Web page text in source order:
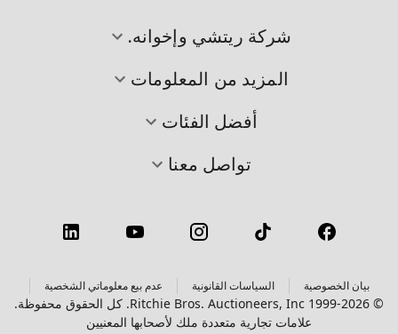
شركة ريتشي وإخوانه.
المزيد من المعلومات
أفضل الفئات
تواصل معنا
بيان الخصوصية السياسات القانونية عدم بيع معلوماتي الشخصية
© 1999-2026 Ritchie Bros. Auctioneers, Inc. كل الحقوق محفوظة.
علامات تجارية متعددة ملك لأصحابها المعنيين